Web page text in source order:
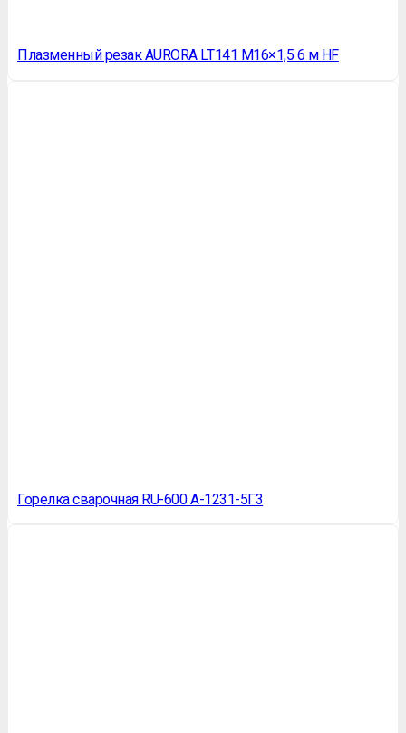
Плазменный резак AURORA LT141 М16×1,5 6 м HF
Горелка сварочная RU-600 А-1231-5Г3